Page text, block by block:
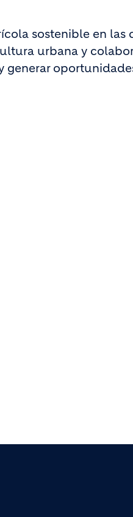
sostenible en las
urbana y